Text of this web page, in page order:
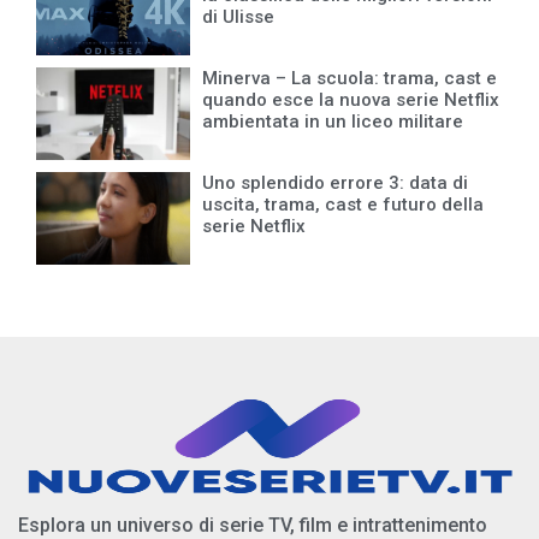
di Ulisse
Minerva – La scuola: trama, cast e
quando esce la nuova serie Netflix
ambientata in un liceo militare
Uno splendido errore 3: data di
uscita, trama, cast e futuro della
serie Netflix
Esplora un universo di serie TV, film e intrattenimento